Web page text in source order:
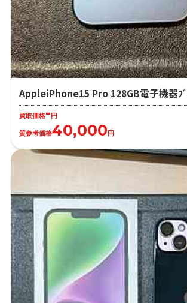
AppleiPhone15 Pro 128GB電子機器ﾌ
買取価格- 円
質参考価格40,000 円